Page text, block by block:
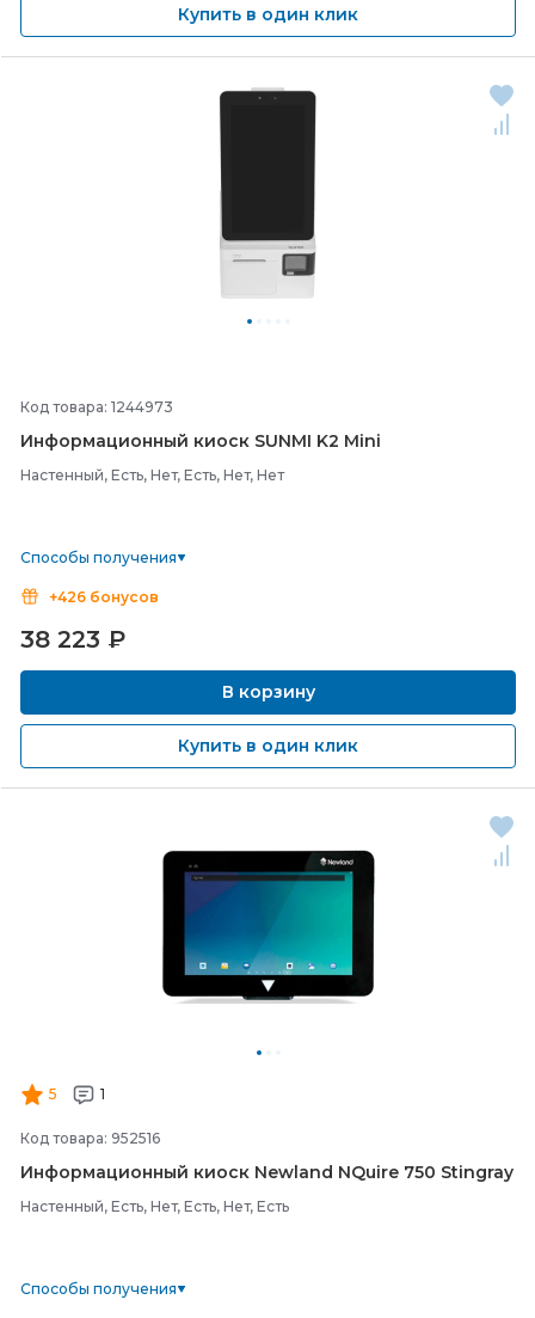
Купить в один клик
Код товара: 1244973
Информационный киоск SUNMI K2 Mini
Настенный, Есть, Нет, Есть, Нет, Нет
Способы получения
+426 бонусов
38 223 ₽
В корзину
Купить в один клик
5 1
Код товара: 952516
Информационный киоск Newland NQuire 750 Stingray
Настенный, Есть, Нет, Есть, Нет, Есть
Способы получения